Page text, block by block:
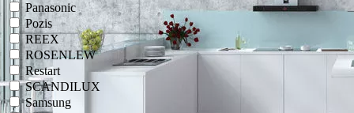
Panasonic
Pozis
REEX
ROSENLEW
Restart
SCANDILUX
Samsung